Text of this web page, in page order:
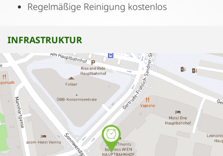
Regelmäßige Reinigung kostenlos
INFRASTRUKTUR